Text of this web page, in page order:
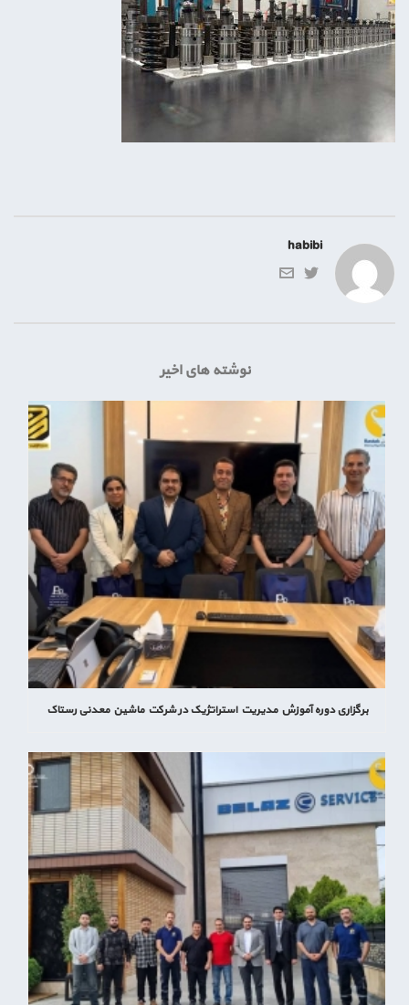
habibi
نوشته های اخیر
برگزاری دوره آموزش مدیریت استراتژیک در شرکت ماشین معدنی رستاک